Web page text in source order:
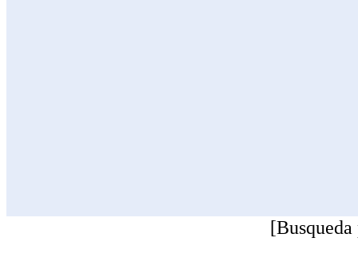
[Busqueda